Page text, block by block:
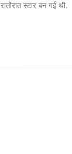
स्टार बन गई थी.